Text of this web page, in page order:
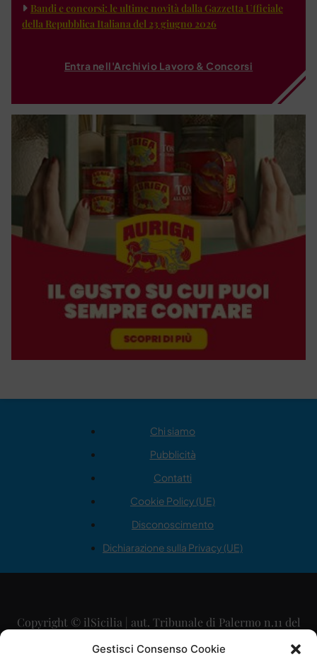
Gestisci Consenso Cookie
Bandi e concorsi: le ultime novità dalla Gazzetta Ufficiale
della Repubblica Italiana del 23 giugno 2026
Entra nell'Archivio Lavoro & Concorsi
Chi siamo
Pubblicità
Contatti
Cookie Policy (UE)
Disconoscimento
Dichiarazione sulla Privacy (UE)
Copyright © ilSicilia | aut. Tribunale di Palermo n.11 del
29/09/2015